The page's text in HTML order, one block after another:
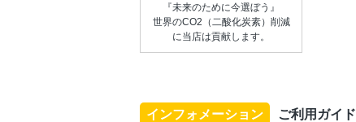
『未来のために今選ぼう』
世界のCO2（二酸化炭素）削減
に当店は貢献します。
インフォメーション ご利用ガイド